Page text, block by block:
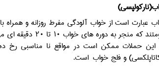
عبارت است از خواب آلودگی مفرط روزانه و همراه
قابل
حملات ممکن است در مواقع نا مناسبی رخ
و فلج خواب است.